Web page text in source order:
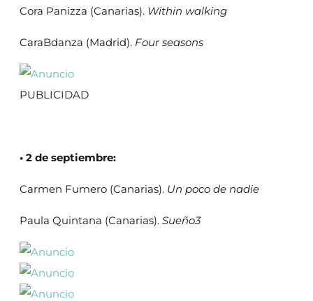
Cora Panizza (Canarias). Within walking
CaraBdanza (Madrid). Four seasons
PUBLICIDAD
• 2 de septiembre:
Carmen Fumero (Canarias). Un poco de nadie
Paula Quintana (Canarias). Sueño3